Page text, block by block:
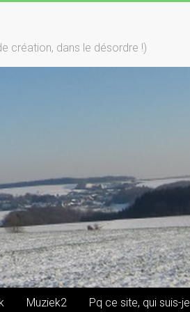
création, dans le désordre !)
Muziek2 Pq ce site, qui suis-je